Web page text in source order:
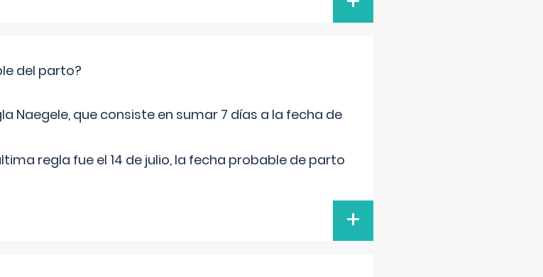
del parto?
Naegele, que consiste en sumar 7 días a la fecha de
regla fue el 14 de julio, la fecha probable de parto
+